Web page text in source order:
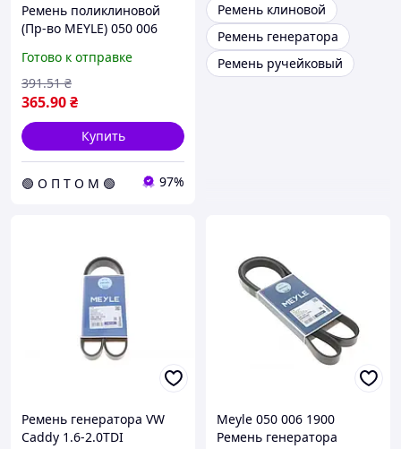
Ремень поликлиновой
(Пр-во MEYLE) 050 006
Готово к отправке
365.90₴
391.51 ₴
Купить
🟢 О П Т О М 🟢 97%
Ремень клиновой
Ремень генератора
Ремень ручейковый
Ремень генератора VW
Caddy 1.6-2.0TDI
Meyle 050 006 1900
Ремень генератора